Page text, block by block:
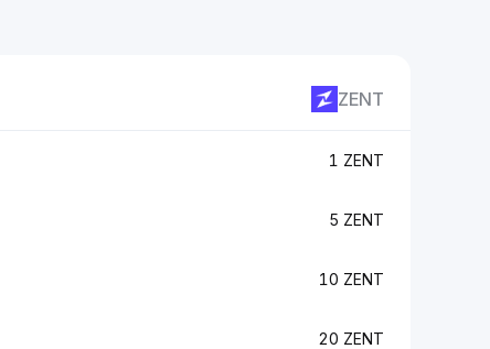
ZENT
1 ZENT
5 ZENT
10 ZENT
20 ZENT